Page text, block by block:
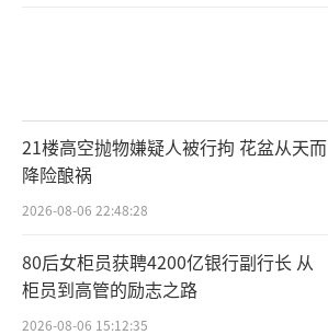
21楼高空抛物嫌疑人被行拘 花盆从天而
降险酿祸
2026-08-06 22:48:28
80后女柜员获聘4200亿银行副行长 从
柜员到高管的励志之路
2026-08-06 15:12:35